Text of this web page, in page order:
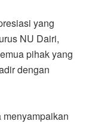
yang
NU Dairi,
pihak yang
dengan
menyampaikan